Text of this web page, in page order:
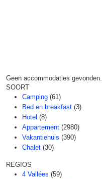
Geen accommodaties gevonden.
SOORT
Camping (61)
Bed en breakfast (3)
Hotel (8)
Appartement (2980)
Vakantiehuis (390)
Chalet (30)
REGIOS
4 Vallées (59)